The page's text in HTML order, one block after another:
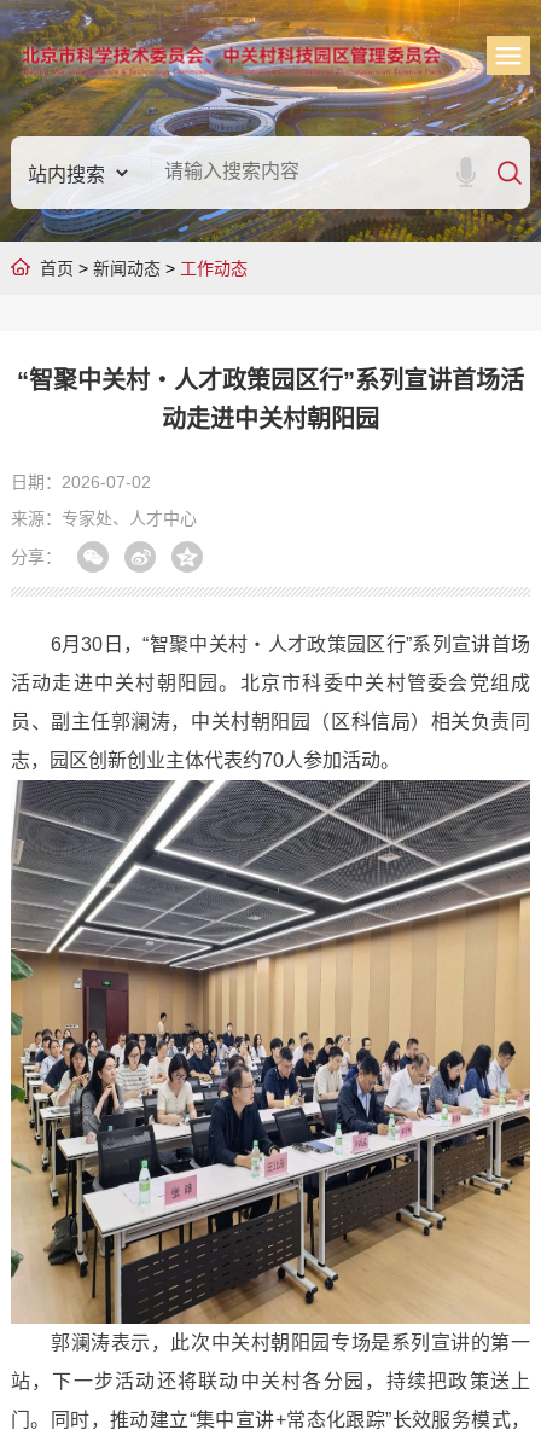
首页 > 新闻动态> 工作动态
“智聚中关村・人才政策园区行”系列宣讲首场活
动走进中关村朝阳园
日期：2026-07-02
来源：专家处、人才中心
分享：
6月30日，“智聚中关村・人才政策园区行”系列宣讲首场
活动走进中关村朝阳园。北京市科委中关村管委会党组成
员、副主任郭澜涛，中关村朝阳园（区科信局）相关负责同
志，园区创新创业主体代表约70人参加活动。
郭澜涛表示，此次中关村朝阳园专场是系列宣讲的第一
站，下一步活动还将联动中关村各分园，持续把政策送上
门。同时，推动建立“集中宣讲+常态化跟踪”长效服务模式，